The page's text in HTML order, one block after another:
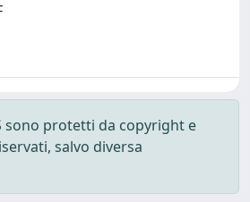
sono protetti da copyright e
salvo diversa